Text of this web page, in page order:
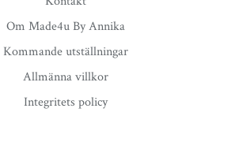
Om Made4u By Annika
Kommande utställningar
Allmänna villkor
Integritets policy